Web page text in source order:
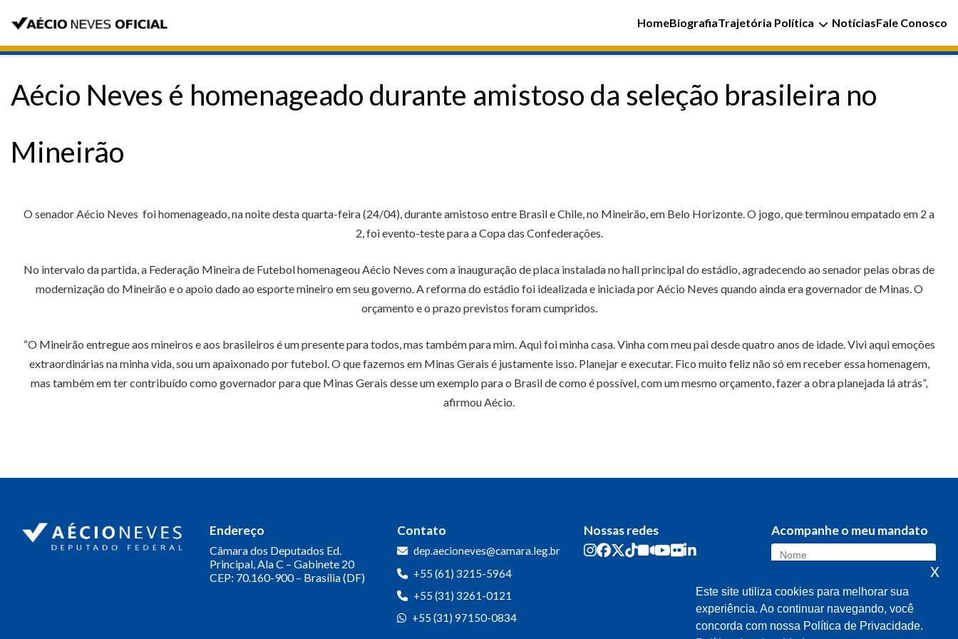
HomeBiografiaTrajetória Política NotíciasFale Conosco
Aécio Neves é homenageado durante amistoso da seleção brasileira no
Mineirão
O senador Aécio Neves foi homenageado, na noite desta quarta-feira (24/04), durante amistoso entre Brasil e Chile, no Mineirão, em Belo Horizonte. O jogo, que terminou empatado em 2 a
2, foi evento-teste para a Copa das Confederações.
No intervalo da partida, a Federação Mineira de Futebol homenageou Aécio Neves com a inauguração de placa instalada no hall principal do estádio, agradecendo ao senador pelas obras de
modernização do Mineirão e o apoio dado ao esporte mineiro em seu governo. A reforma do estádio foi idealizada e iniciada por Aécio Neves quando ainda era governador de Minas. O
orçamento e o prazo previstos foram cumpridos.
“O Mineirão entregue aos mineiros e aos brasileiros é um presente para todos, mas também para mim. Aqui foi minha casa. Vinha com meu pai desde quatro anos de idade. Vivi aqui emoções
extraordinárias na minha vida, sou um apaixonado por futebol. O que fazemos em Minas Gerais é justamente isso. Planejar e executar. Fico muito feliz não só em receber essa homenagem,
mas também em ter contribuído como governador para que Minas Gerais desse um exemplo para o Brasil de como é possível, com um mesmo orçamento, fazer a obra planejada lá atrás”,
afirmou Aécio.
Endereço
Câmara dos Deputados Ed.
Principal, Ala C – Gabinete 20
CEP: 70.160-900 – Brasília (DF)
Contato
dep.aecioneves@camara.leg.br
+55 (61) 3215-5964
+55 (31) 3261-0121
+55 (31) 97150-0834
Nossas redes Acompanhe o meu mandato
Este site utiliza cookies para melhorar sua
experiência. Ao continuar navegando, você
concorda com nossa Política de Privacidade.
x